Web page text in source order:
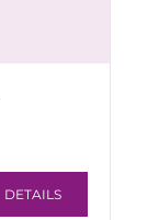
DETAILS